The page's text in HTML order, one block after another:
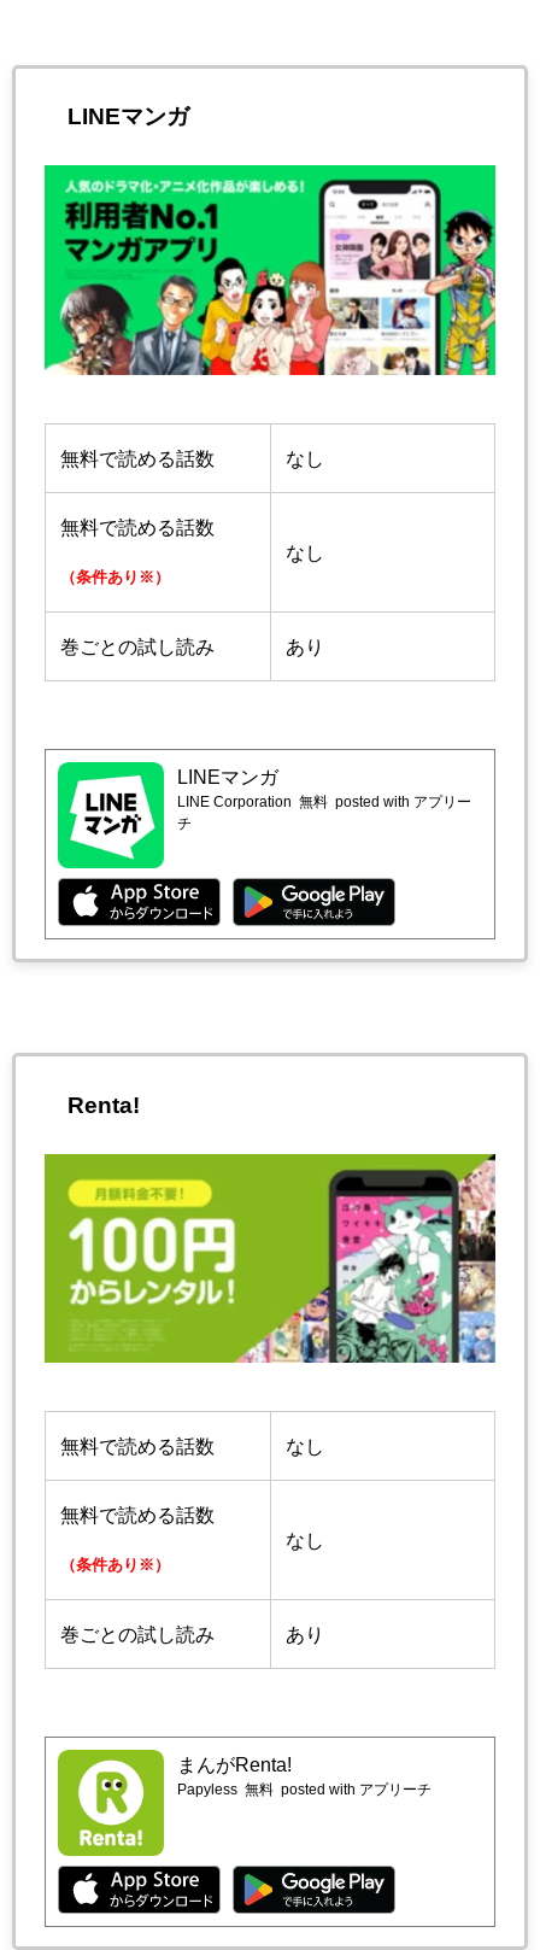
LINEマンガ
無料で読める話数 なし
無料で読める話数
（条件あり※）
なし
巻ごとの試し読み あり
LINEマンガ
LINE Corporation 無料 posted with アプリー
チ
Renta!
無料で読める話数 なし
無料で読める話数
（条件あり※）
なし
巻ごとの試し読み あり
まんがRenta!
Papyless 無料 posted with アプリーチ